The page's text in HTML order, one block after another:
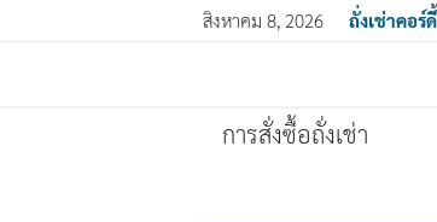
สิงหาคม 8, 2026 ถั่งเช่าคอร์
การสั่งซื้อถั่งเช่า